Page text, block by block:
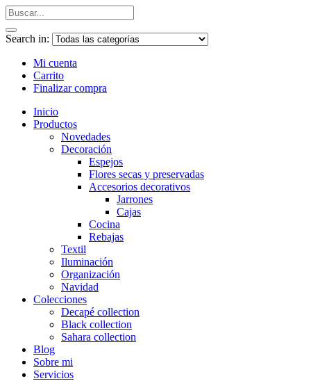
Search in:
Mi cuenta
Carrito
Finalizar compra
Inicio
Productos
Novedades
Decoración
Espejos
Flores secas y preservadas
Accesorios decorativos
Jarrones
Cajas
Cocina
Rebajas
Textil
Iluminación
Organización
Navidad
Colecciones
Decapé collection
Black collection
Sahara collection
Blog
Sobre mi
Servicios